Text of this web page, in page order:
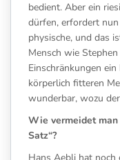
bedient. Aber ein
dürfen, erfordert
physische, und das
Mensch wie
Einschränkungen
körperlich fitteren
wunderbar, wozu
Wie vermeidet
Satz“?